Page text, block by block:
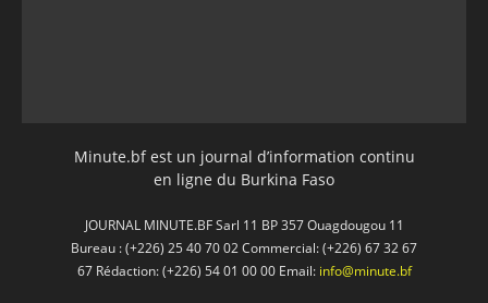
Minute.bf est un journal d’information continu
en ligne du Burkina Faso
JOURNAL MINUTE.BF Sarl 11 BP 357 Ouagdougou 11
Bureau : (+226) 25 40 70 02 Commercial: (+226) 67 32 67
67 Rédaction: (+226) 54 01 00 00 Email: info@minute.bf